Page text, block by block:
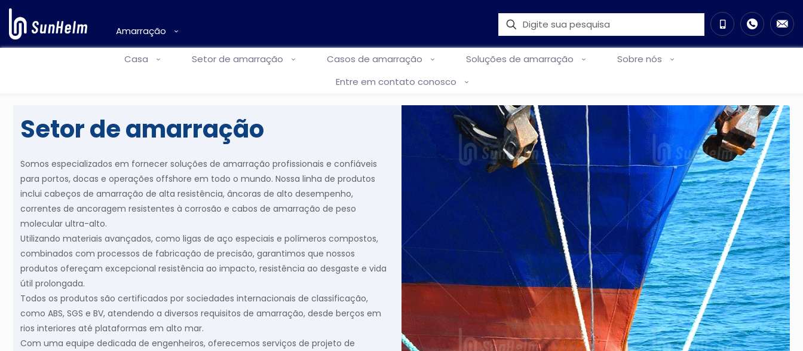
Amarração
Casa Setor de amarração Casos de amarração Soluções de amarração
Sobre nós
Entre em contato conosco
Setor de amarração
Somos especializados em fornecer soluções de amarração profissionais e confiáveis
para portos, docas e operações offshore em todo o mundo. Nossa linha de produtos
inclui cabeços de amarração de alta resistência, âncoras de alto desempenho,
correntes de ancoragem resistentes à corrosão e cabos de amarração de peso
molecular ultra-alto.
Utilizando materiais avançados, como ligas de aço especiais e polímeros compostos,
combinados com processos de fabricação de precisão, garantimos que nossos
produtos ofereçam excepcional resistência ao impacto, resistência ao desgaste e vida
útil prolongada.
Todos os produtos são certificados por sociedades internacionais de classificação,
como ABS, SGS e BV, atendendo a diversos requisitos de amarração, desde berços em
rios interiores até plataformas em alto mar.
Com uma equipe dedicada de engenheiros, oferecemos serviços de projeto de